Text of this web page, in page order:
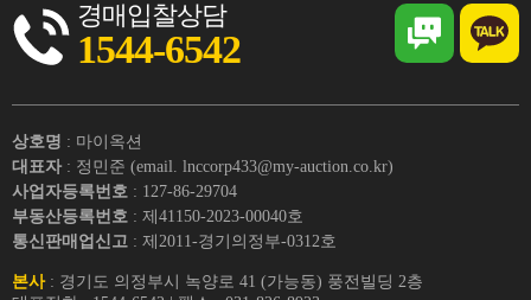
경매입찰상담
1544-6542
상호명 : 마이옥션
대표자 : 정민준 (email. lnccorp433@my-auction.co.kr)
사업자등록번호 : 127-86-29704
부동산등록번호 : 제41150-2023-00040호
통신판매업신고 : 제2011-경기의정부-0312호
본사: 경기도 의정부시 녹양로 41 (가능동) 풍전빌딩 2층